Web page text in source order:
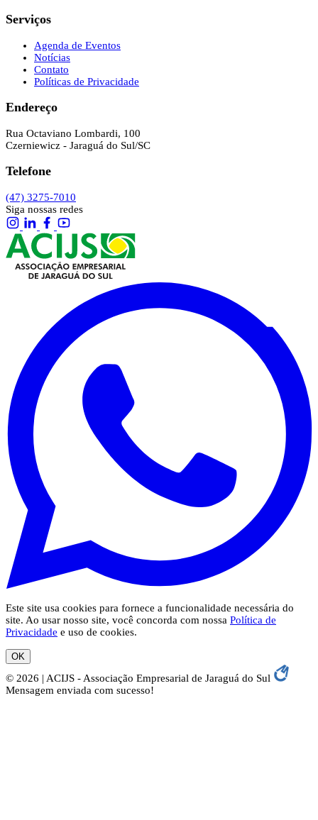
Serviços
Agenda de Eventos
Notícias
Contato
Políticas de Privacidade
Endereço
Rua Octaviano Lombardi, 100
Czerniewicz - Jaraguá do Sul/SC
Telefone
(47) 3275-7010
Siga nossas redes
Este site usa cookies para fornece a funcionalidade necessária do
site. Ao usar nosso site, você concorda com nossa Política de
Privacidade e uso de cookies.
OK
© 2026 | ACIJS - Associação Empresarial de Jaraguá do Sul
Mensagem enviada com sucesso!